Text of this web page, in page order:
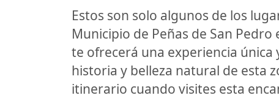
Estos son solo algunos de los
Municipio de Peñas de San Pedro
te ofrecerá una experiencia
historia y belleza natural de esta
itinerario cuando visites esta